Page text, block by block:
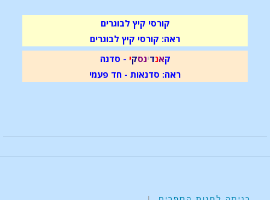
קורסי קיץ לבוגרים
ראה: קורסי קיץ לבוגרים
קאנדינסקי - סדנה
ראה: סדנאות - חד פעמי